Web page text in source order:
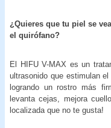
¿Quieres que tu piel se
el quirófano?
El HIFU V-MAX es un
ultrasonido que estimulan
logrando un rostro más
levanta cejas, mejora
localizada que no te gusta!